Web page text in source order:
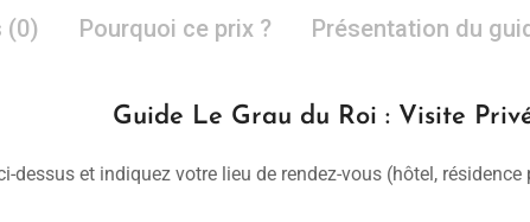
(0) Pourquoi ce prix ? Présentation du
Guide Le Grau du Roi : Visite
dessus et indiquez votre lieu de rendez-vous (hôtel,